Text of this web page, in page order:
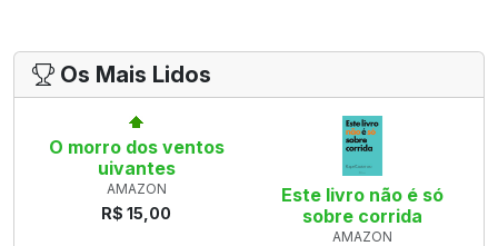
Os Mais Lidos
O morro dos ventos
uivantes
AMAZON
R$ 15,00
Este livro não é só
sobre corrida
AMAZON